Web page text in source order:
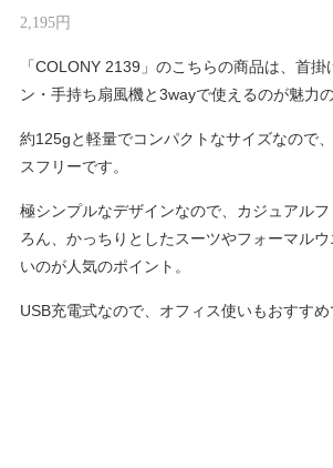
2,195円
「COLONY 2139」のこちらの商品は、首
ン・手持ち扇風機と3wayで使えるのが魅力
約125gと軽量でコンパクトなサイズなので
スフリーです。
極シンプルなデザインなので、カジュアル
ろん、かっちりとしたスーツやフォーマル
いのが人気のポイント。
USB充電式なので、オフィス使いもおすすめ